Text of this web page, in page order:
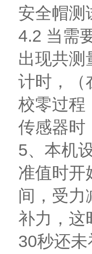
安全帽测
4.2 当需
出现共测
计时，（
校零过程
传感器时
5、本机
准值时开
间，受力
补力，这
30秒还